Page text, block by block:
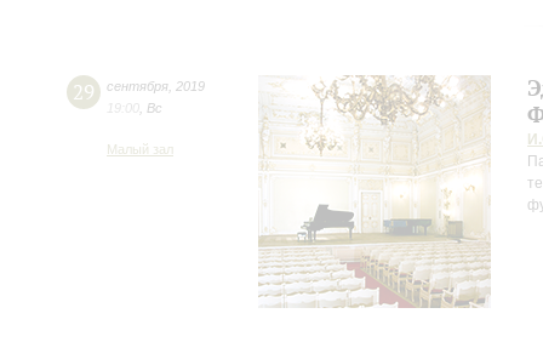
29 сентября 2019
19:00 Вс
Малый зал